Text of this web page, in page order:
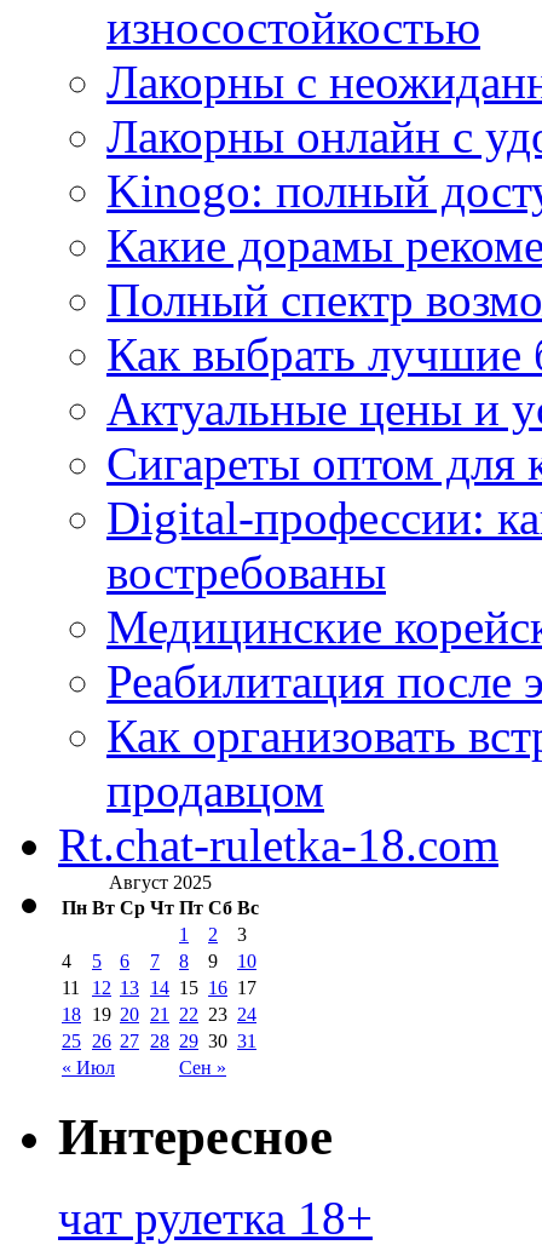
износостойкостью
Лакорны с
Лакорны онлайн с
Kinogo: полный
Какие дорамы
Полный спектр
Как выбрать
Актуальные цены и
Сигареты оптом для
Digital-профессии:
востребованы
Медицинские
Реабилитация после
Как организовать
продавцом
Rt.chat-ruletka-18.com
Август 2025
Пн Вт Ср Чт Пт Сб Вс
« Июл Сен »
1 2
3
4
5 6 7 8 9
10
11
12 13 14 15 16 17
18 19 20 21 22 23 24
25 26 27 28 29 30 31
Интересное
чат рулетка 18+